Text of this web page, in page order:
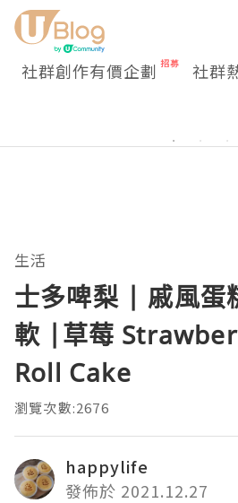
社群創作有價企劃 社群
生活
士多啤梨 | 戚風蛋
軟 |草莓
Roll Cake
瀏覽次數:2676
happylife
發佈於 2021.12.27